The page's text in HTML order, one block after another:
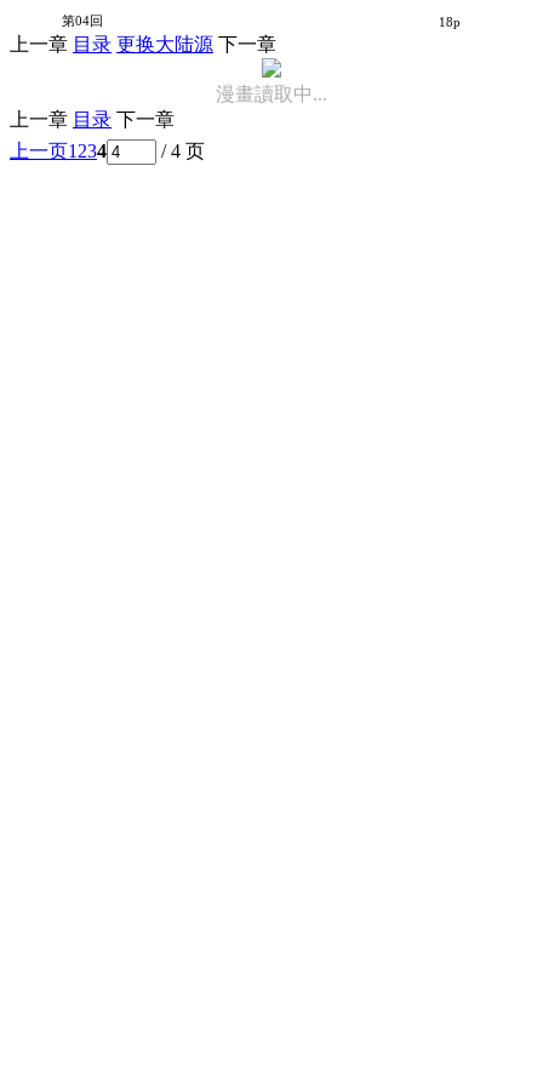
第04回 18p
上一章 目录 更换大陆源 下一章
漫畫讀取中...
上一章 目录 下一章
上一页1 234 / 4 页